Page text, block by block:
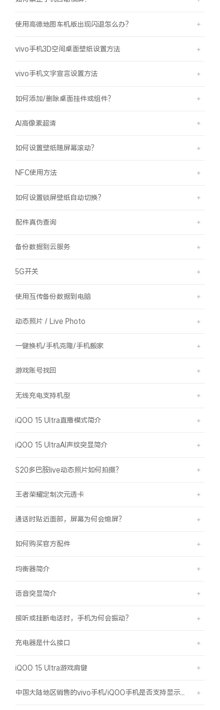
使用高德地图车机版出现闪退怎么办？
vivo手机3D空间桌面壁纸设置方法
vivo手机文字宣言设置方法
如何添加/删除桌面挂件或组件？
AI高像素超清
如何设置壁纸随屏幕滚动？
NFC使用方法
如何设置锁屏壁纸自动切换？
配件真伪查询
备份数据到云服务
5G开关
使用互传备份数据到电脑
动态照片 / Live Photo
一键换机/手机克隆/手机搬家
游戏账号找回
无线充电支持机型
iQOO 15 Ultra直播模式简介
iQOO 15 UltraAI声纹突显简介
S20多巴胺live动态照片如何拍摄？
王者荣耀定制次元透卡
通话时贴近面部，屏幕为何会熄屏？
如何购买官方配件
均衡器简介
语音突显简介
接听或挂断电话时，手机为何会振动？
充电器是什么接口
iQOO 15 Ultra游戏肩键